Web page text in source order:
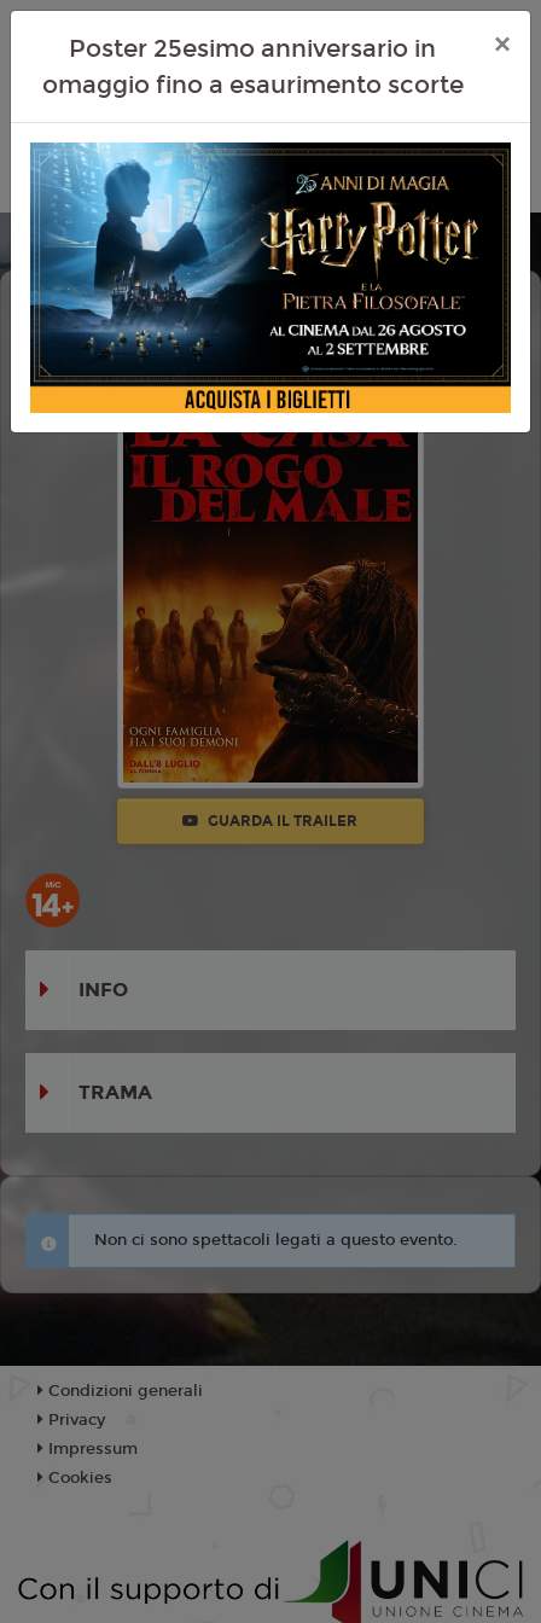
LA CASA IL ROGO DEL MALE
GUARDA IL TRAILER
INFO
TRAMA
Non ci sono spettacoli legati a questo evento.
Poster 25esimo anniversario in
omaggio fino a esaurimento scorte
×
Condizioni generali
Privacy
Impressum
Cookies